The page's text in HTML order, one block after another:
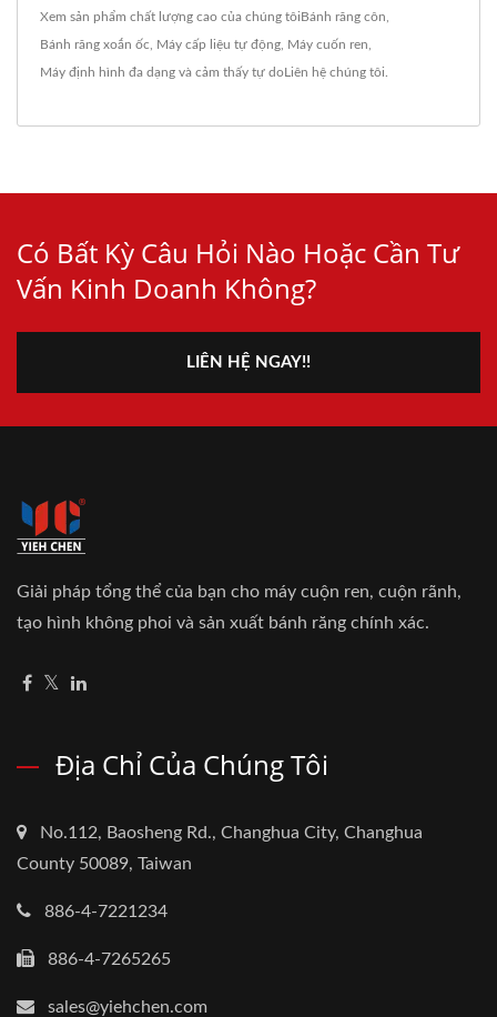
Xem sản phẩm chất lượng cao của chúng tôiBánh răng côn
Bánh răng xoắn ốc Máy cấp liệu tự động Máy cuốn ren
Máy định hình đa dạng và cảm thấy tự doLiên hệ chúng tôi
Có Bất Kỳ Câu Hỏi Nào Hoặc Cần Tư
Vấn Kinh Doanh Không?
LIÊN HỆ NGAY!!
Giải pháp tổng thể của bạn cho máy cuộn ren, cuộn rãnh,
tạo hình không phoi và sản xuất bánh răng chính xác.
Địa Chỉ Của Chúng Tôi
No.112, Baosheng Rd., Changhua City, Changhua
County 50089, Taiwan
886-4-7221234
886-4-7265265
sales@yiehchen.com